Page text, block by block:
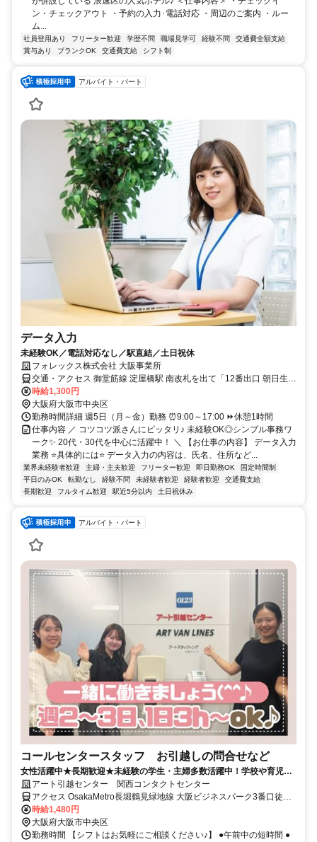
ン・チェックアウト ・予約の入力･電話対応 ・周辺のご案内 ・ルー
ム...
社員登用あり フリーター歓迎 学歴不問 職場見学可 経験不問
交通費全額支給
賞与あり
ブランクOK 交通費支給 シフト制
アルバイト・パート
データ入力
未経験OK／電話対応なし／駅直結／土日祝休
フォレックス株式会社 大阪事業所
交通・アクセス 御堂筋線 淀屋橋駅 南改札を出て「12番出口 朝日生命
館（朝日生命ホール）連絡口」から直結
時給1,300円
大阪府大阪市中央区
勤務時間詳細 週5日（月～金）勤務 ⏰9:00～17:00 ⏩休憩1時間
仕事内容 ／ コツコツ派さんにピッタリ♪ 未経験OK◎シンプル事務ワ
ーク✨ 20代・30代を中心に活躍中！ ＼ 【お仕事の内容】 データ入力
業務 ⭐具体的には⭐ データ入力の内容は、氏名、住所など...
業界未経験者歓迎 主婦・主夫歓迎 フリーター歓迎 即日勤務OK
固定時間制
平日のみOK
転勤なし 経験不問 未経験者歓迎 経験者歓迎
交通費支給
長期歓迎
フルタイム歓迎 駅近5分以内 土日祝休み
アルバイト・パート
コールセンタースタッフ お引越しの問合せなど
女性活躍中★長期歓迎★未経験の学生・主婦多数活躍中！学校や育児の
両立も可能★
アート引越センター 関西コンタクトセンター
アクセス OsakaMetro長堀鶴見緑地線 大阪ビジネスパーク3番口徒歩
約1分、ＪＲ東西線/ＪＲ片町線〔学研都市線〕 大阪城北詰1番口徒歩
約5分、OsakaMetro長堀鶴見緑地線 京橋（大阪府）2番口徒歩約10分
大阪ビジネスパーク駅直結
時給1,480円
大阪府大阪市中央区
勤務時間 【シフトはお気軽にご相談ください♪】 ●午前中の短時間 ●